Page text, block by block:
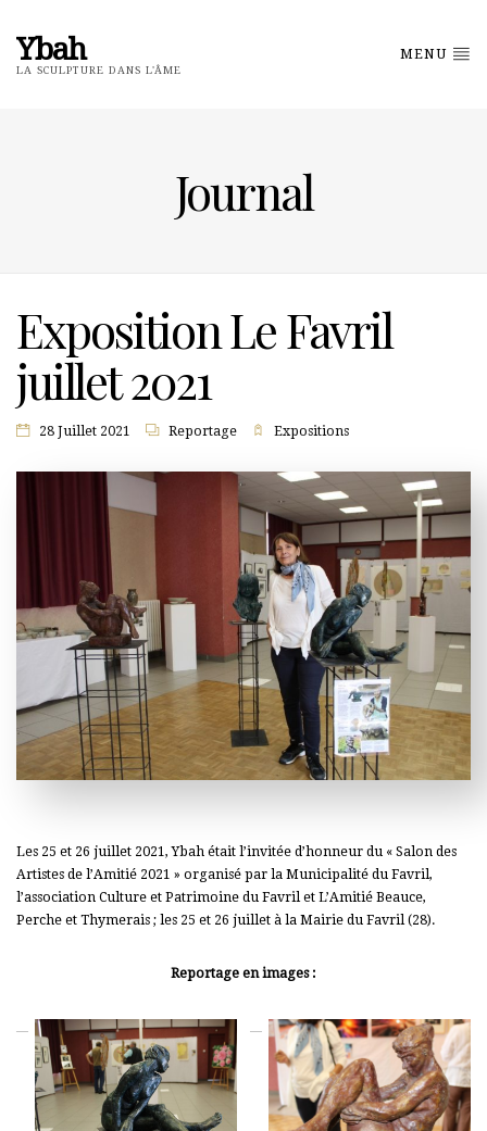
Ybah
LA SCULPTURE DANS L'ÂME
MENU
Journal
Exposition Le Favril
juillet 2021
28 Juillet 2021 Reportage Expositions
Les 25 et 26 juillet 2021, Ybah était l’invitée d’honneur du « Salon des
Artistes de l’Amitié 2021 » organisé par la Municipalité du Favril,
l’association Culture et Patrimoine du Favril et L’Amitié Beauce,
Perche et Thymerais ; les 25 et 26 juillet à la Mairie du Favril (28).
Reportage en images :